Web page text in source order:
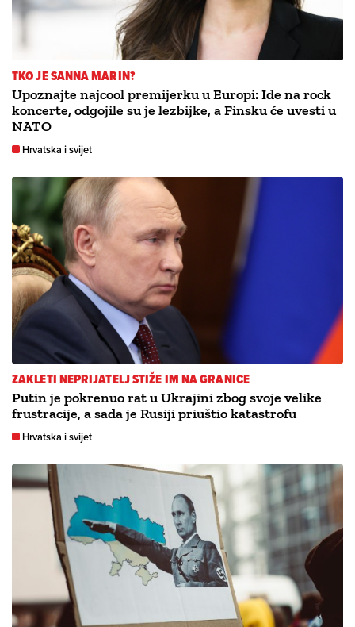
TKO JE SANNA MARIN?
Upoznajte najcool premijerku u Europi: Ide na rock
koncerte, odgojile su je lezbijke, a Finsku će uvesti u
NATO
Hrvatska i svijet
ZAKLETI NEPRIJATELJ STIŽE IM NA GRANICE
Putin je pokrenuo rat u Ukrajini zbog svoje velike
frustracije, a sada je Rusiji priuštio katastrofu
Hrvatska i svijet